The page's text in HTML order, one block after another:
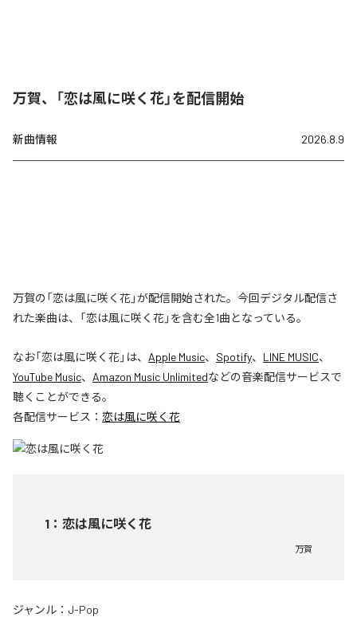
万賀、「恋は風に咲く花」を配信開始
新曲情報 2026.8.9
万賀の「恋は風に咲く花」が配信開始された。今回デジタル配信さ
れた楽曲は、「恋は風に咲く花」を含む全1曲となっている。
なお「恋は風に咲く花」は、 Apple Music、 Spotify、 LINE MUSIC、
YouTube Music、 Amazon Music Unlimitedなどの音楽配信サービスで
聴くことができる。
各配信サービス： 恋は風に咲く花
1 ： 恋は風に咲く花
万賀
ジャンル： J-Pop